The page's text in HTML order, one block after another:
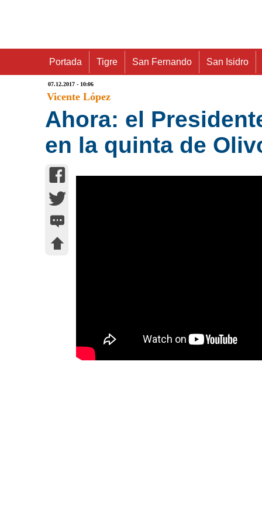
Portada Tigre San Fernando San Isidro
07.12.2017 - 10:06
Vicente López
Ahora: el
en la quinta de